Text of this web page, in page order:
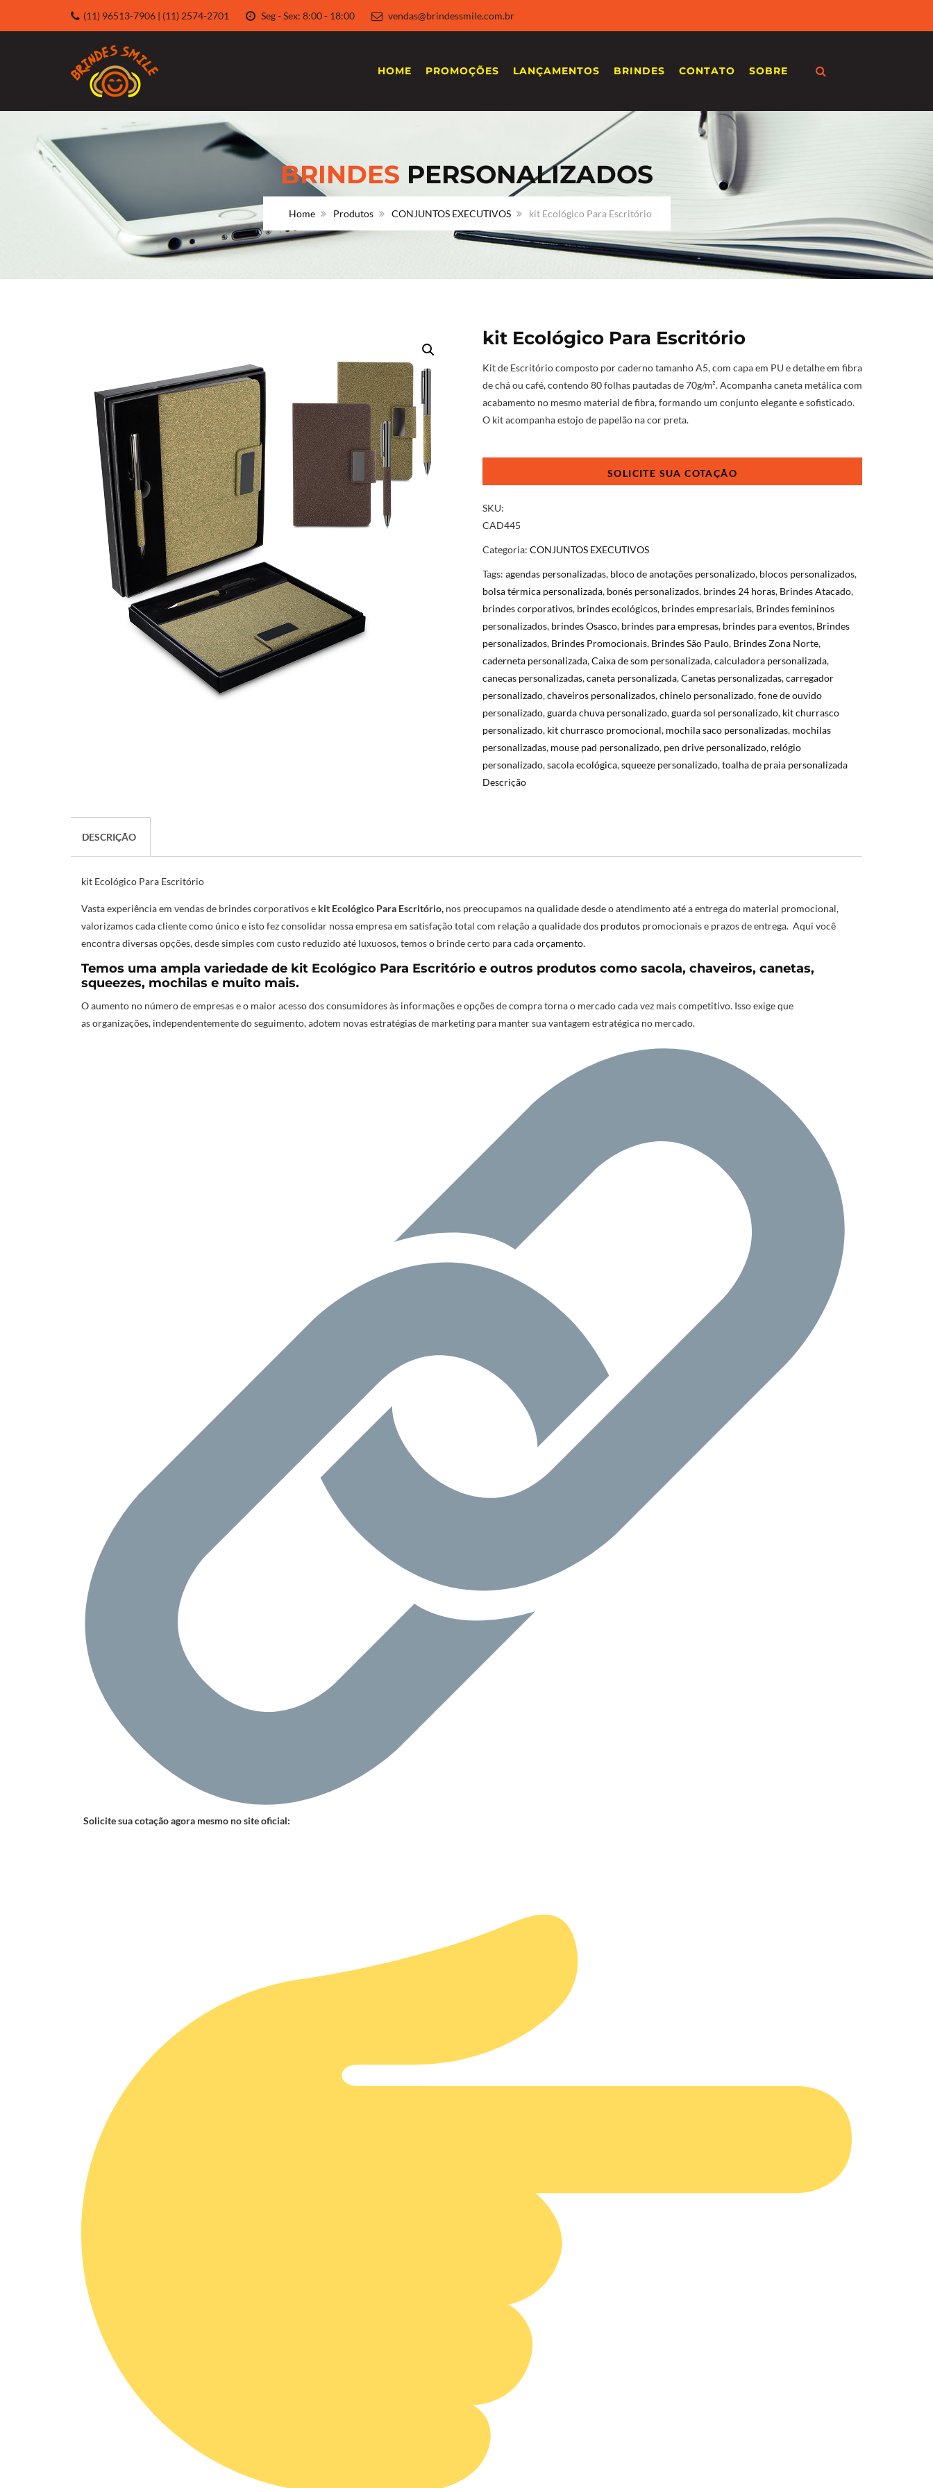
(11) 96513-7906 | (11) 2574-2701 Seg - Sex: 8:00 - 18:00 vendas@brindessmile.com.br
HOME PROMOÇÕES LANÇAMENTOS BRINDES CONTATO SOBRE
BRINDES PERSONALIZADOS
Home Produtos CONJUNTOS EXECUTIVOS kit Ecológico Para Escritório
kit Ecológico Para Escritório
Kit de Escritório composto por caderno tamanho A5, com capa em PU e detalhe em fibra
de chá ou café, contendo 80 folhas pautadas de 70g/m². Acompanha caneta metálica com
acabamento no mesmo material de fibra, formando um conjunto elegante e sofisticado.
O kit acompanha estojo de papelão na cor preta.
quantidade
SKU:
CAD445
Categoria: CONJUNTOS EXECUTIVOS
Tags: agendas personalizadas, bloco de anotações personalizado, blocos personalizados,
bolsa térmica personalizada, bonés personalizados, brindes 24 horas, Brindes Atacado,
brindes corporativos, brindes ecológicos, brindes empresariais, Brindes femininos
personalizados, brindes Osasco, brindes para empresas, brindes para eventos, Brindes
personalizados, Brindes Promocionais, Brindes São Paulo, Brindes Zona Norte,
caderneta personalizada,Caixa de som personalizada,calculadora personalizada,
canecas personalizadas,caneta personalizada,Canetas personalizadas,carregador
personalizado,chaveiros personalizados,chinelo personalizado,fone de ouvido
personalizado,guarda chuva personalizado,guarda sol personalizado, kit churrasco
personalizado, kit churrasco promocional, mochila saco personalizadas, mochilas
personalizadas, mouse pad personalizado, pen drive personalizado, relógio
personalizado,sacola ecológica,squeeze personalizado,toalha de praia personalizada
Descrição
DESCRIÇÃO
kit Ecológico Para Escritório
Vasta experiência em vendas de brindes corporativos e kit Ecológico Para Escritório, nos preocupamos na qualidade desde o atendimento até a entrega do material promocional,
valorizamos cada cliente como único e isto fez consolidar nossa empresa em satisfação total com relação a qualidade dos produtos promocionais e prazos de entrega. Aqui você
encontra diversas opções, desde simples com custo reduzido até luxuosos, temos o brinde certo para cadaorçamento.
Temos uma ampla variedade de kit Ecológico Para Escritório e outros produtos como sacola, chaveiros, canetas,
squeezes, mochilas e muito mais.
O aumento no número de empresas e o maior acesso dos consumidores às informações e opções de compra torna o mercado cada vez mais competitivo. Isso exige que
as organizações, independentemente do seguimento, adotem novas estratégias de marketing para manter sua vantagem estratégica no mercado.
Solicite sua cotação agora mesmo no site oficial: